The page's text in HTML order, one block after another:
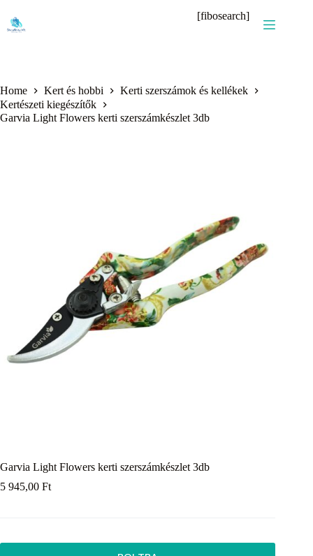
content
[fibosearch]
Home Kert és hobbi
Kerti szerszámok és kellékek
Kertészeti kiegészítők
Garvia Light Flowers kerti szerszámkészlet 3db
Garvia Light Flowers kerti szerszámkészlet 3db
5 945,00 Ft